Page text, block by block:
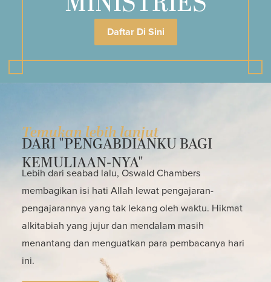
Daftar Di Sini
Temukan lebih lanjut
DARI "PENGABDIANKU BAGI
KEMULIAAN-NYA"
Lebih dari seabad lalu, Oswald Chambers
membagikan isi hati Allah lewat pengajaran-
pengajarannya yang tak lekang oleh waktu. Hikmat
alkitabiah yang jujur dan mendalam masih
menantang dan menguatkan para pembacanya hari
ini.